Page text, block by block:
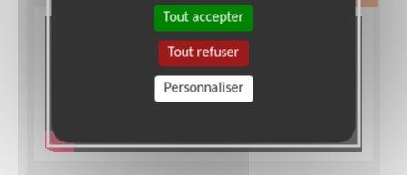
Tout accepter
Tout refuser
Personnaliser